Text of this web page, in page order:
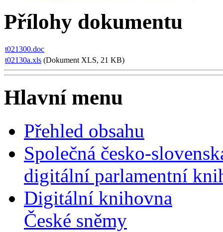
Přílohy dokumentu
t021300.doc
t02130a.xls (Dokument XLS, 21 KB)
Hlavní menu
Přehled obsahu
Společná česko-
digitální parlamentní
Digitální knihovna
České sněmy